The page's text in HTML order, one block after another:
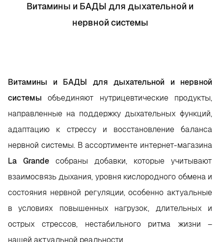
Витамины и БАДЫ для дыхательной и
нервной системы
Витамины и БАДЫ для дыхательной и нервной
системы объединяют нутрицевтические продукты,
направленные на поддержку дыхательных функций,
адаптацию к стрессу и восстановление баланса
нервной системы. В ассортименте интернет-магазина
La Grande собраны добавки, которые учитывают
взаимосвязь дыхания, уровня кислородного обмена и
состояния нервной регуляции, особенно актуальные
в условиях повышенных нагрузок, длительных и
острых стрессов, нестабильного ритма жизни –
нашей актуальной реальности.